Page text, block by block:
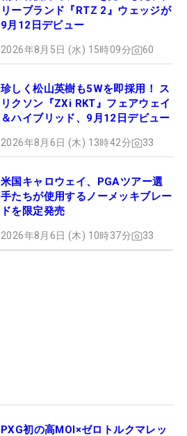
リーブランド『RTZ 2』ウェッジが
9月12日デビュー
2026年8月5日 (水) 15時09分 60
珍しく松山英樹も5Wを即採用！ ス
リクソン『ZXi RKT』フェアウェイ
＆ハイブリッド、9月12日デビュー
2026年8月6日 (木) 13時42分 33
米国キャロウェイ、PGAツアー選
手たちが使用するノーメッキブレー
ドを限定発売
2026年8月6日 (木) 10時37分 33
PXG初の高MOI×ゼロトルクマレッ